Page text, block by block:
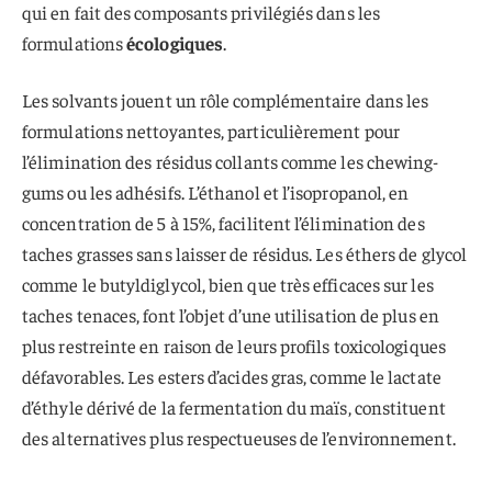
qui en fait des composants privilégiés dans les
formulationsécologiques.
Les solvants jouent un rôle complémentaire dans les
formulations nettoyantes, particulièrement pour
l’élimination des résidus collants comme les chewing-
gums ou les adhésifs. L’éthanol et l’isopropanol, en
concentration de 5 à 15%, facilitent l’élimination des
taches grasses sans laisser de résidus. Les éthers de glycol
comme le butyldiglycol, bien que très efficaces sur les
taches tenaces, font l’objet d’une utilisation de plus en
plus restreinte en raison de leurs profils toxicologiques
défavorables. Les esters d’acides gras, comme le lactate
d’éthyle dérivé de la fermentation du maïs, constituent
des alternatives plus respectueuses de l’environnement.